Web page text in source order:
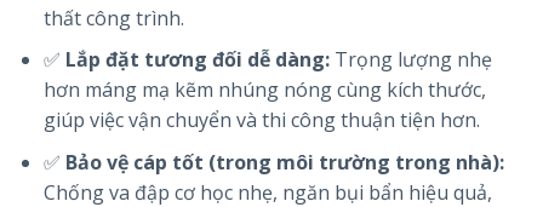
thất công trình.
✅ Lắp đặt tương đối dễ dàng:Trọng lượng nhẹ
hơn máng mạ kẽm nhúng nóng cùng kích thước,
giúp việc vận chuyển và thi công thuận tiện hơn.
✅ Bảo vệ cáp tốt (trong môi trường trong nhà):
Chống va đập cơ học nhẹ, ngăn bụi bẩn hiệu quả,